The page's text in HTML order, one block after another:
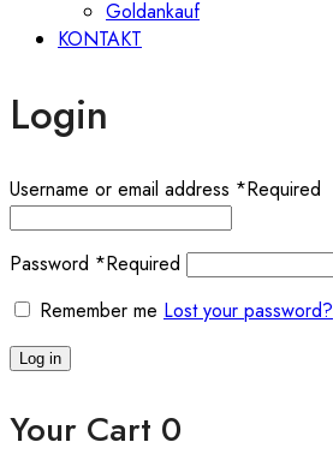
Goldankauf
KONTAKT
Login
Username or email address *Required
Password *Required
Remember me Lost your password?
Log in
Your Cart 0